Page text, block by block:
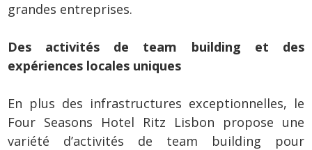
grandes entreprises.
Des activités de team building et des
expériences locales uniques
En plus des infrastructures exceptionnelles, le
Four Seasons Hotel Ritz Lisbon propose une
variété d’activités de team building pour